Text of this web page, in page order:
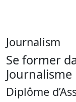
Journalism
Se former
Journalisme
Diplôme